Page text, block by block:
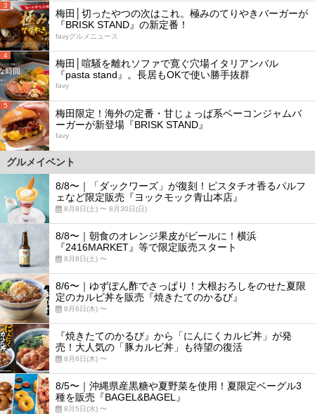
3
梅田│切ったやつの次はこれ。極みのてりやきバーガーが
『BRISK STAND』の新定番！
favyグルメニュース
4
梅田│喧騒を離れソファで寛ぐ穴場イタリアンバル
『pasta stand』。長居もOKで使い勝手抜群
favy
5
梅田限定！海外の定番・甘じょっぱ系ベーコンジャムバ
ーガーが新登場『BRISK STAND』
favy
グルメイベント
8/8〜｜「ダックワーズ」が復刻！ピスタチオ香るパルフ
ェなど限定販売『ヨックモック青山本店』
8月8日(土) 〜 8月30日(日)
8/8〜｜朝食のオレンジ果皮がビールに！横浜
『2416MARKET』等で限定販売スタート
8月8日(土) 〜
8/6〜｜ゆずぽん酢でさっぱり！大根おろしをのせた夏限
定のカルビ丼を販売『焼きたてのかるび』
8月6日(木) 〜
『焼きたてのかるび』から「にんにくカルビ丼」が発
売！大人気の「豚カルビ丼」も待望の復活
8月6日(木) 〜
8/5〜｜沖縄県産黒糖や夏野菜を使用！夏限定ベーグル3
種を販売『BAGEL&BAGEL』
8月5日(水) 〜